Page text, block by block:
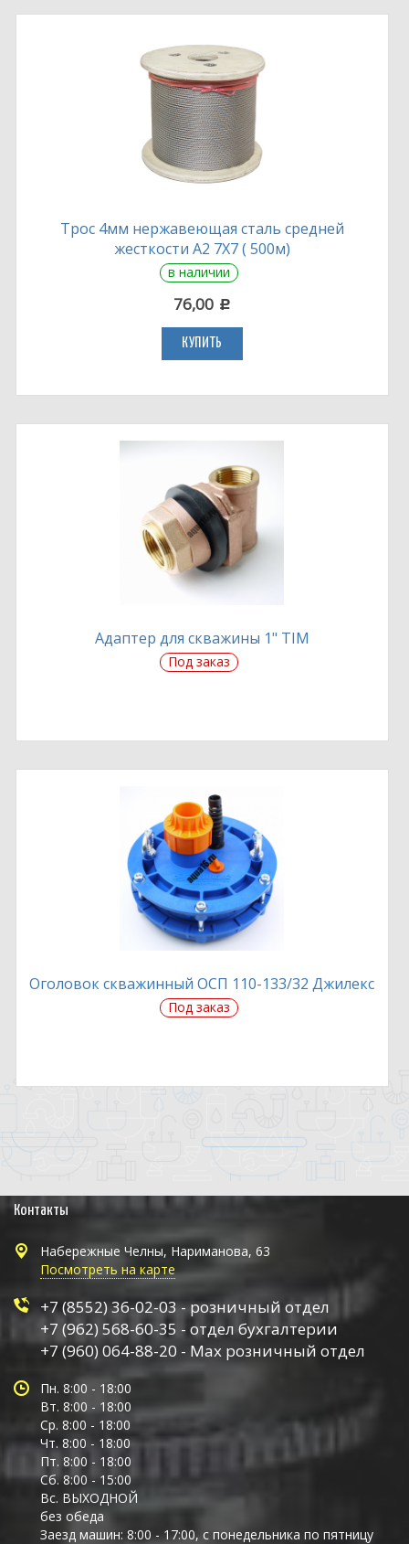
Трос 4мм нержавеющая сталь средней
жесткости А2 7Х7 ( 500м)
в наличии
76,00 c
КУПИТЬ
Адаптер для скважины 1" TIM
Под заказ
Оголовок скважинный ОСП 110-133/32 Джилекс
Под заказ
Контакты
Набережные Челны, Нариманова, 63
Посмотреть на карте
+7 (8552) 36-02-03 - розничный отдел
+7 (962) 568-60-35 - отдел бухгалтерии
+7 (960) 064-88-20 - Max розничный отдел
Пн. 8:00 - 18:00
Вт. 8:00 - 18:00
Ср. 8:00 - 18:00
Чт. 8:00 - 18:00
Пт. 8:00 - 18:00
Сб. 8:00 - 15:00
Вс. ВЫХОДНОЙ
без обеда
Заезд машин: 8:00 - 17:00, с понедельника по пятницу